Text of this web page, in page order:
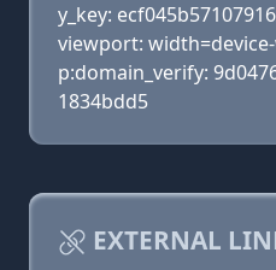
y_key:
viewport:
p:domain_verify:
1834bdd5
EXTERNAL